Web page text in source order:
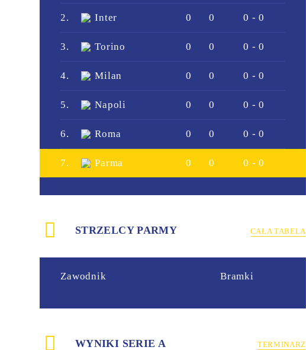
2. Inter 0 0 0 - 0
3. Torino 0 0 0 - 0
4. Milan 0 0 0 - 0
5. Napoli 0 0 0 - 0
6. Roma 0 0 0 - 0
7. Parma 0 0 0 - 0
STRZELCY PARMY CAŁA TABELA
Zawodnik Bramki
WYNIKI SERIE A TERMINARZ